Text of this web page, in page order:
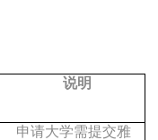
说明
申请大学需提交雅